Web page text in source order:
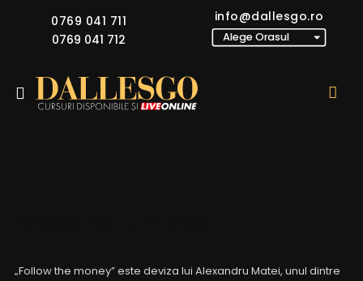
0769 041 711
0769 041 712
info@dallesgo.ro
„Follow the money” este deviza lui Alexandru Matei, unul dintre